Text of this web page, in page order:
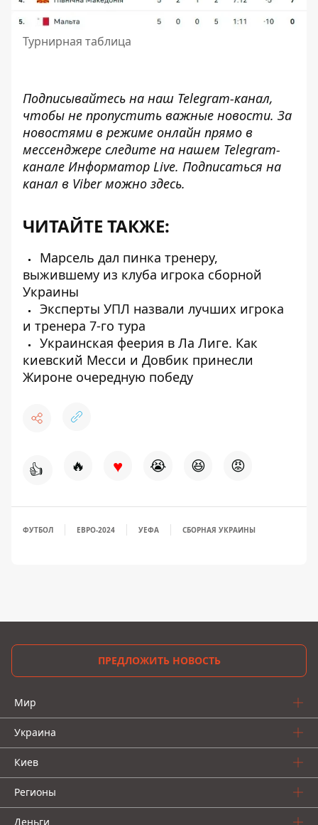
Турнирная таблица
Подписывайтесь на наш Telegram-канал,
чтобы не пропустить важные новости. За
новостями в режиме онлайн прямо в
мессенджере следите на нашем Telegram-
канале Информатор Live. Подписаться на
канал в Viber можно здесь.
ЧИТАЙТЕ ТАКЖЕ:
Марсель дал пинка тренеру,
выжившему из клуба игрока сборной
Украины
Эксперты УПЛ назвали лучших игрока
и тренера 7-го тура
Украинская феерия в Ла Лиге. Как
киевский Месси и Довбик принесли
Жироне очередную победу
👍 🔥 ♥ 😭 😆 😡
ФУТБОЛ ЕВРО-2024 УЕФА СБОРНАЯ УКРАИНЫ
ПРЕДЛОЖИТЬ НОВОСТЬ
Мир
Украина
Киев
Регионы
Деньги